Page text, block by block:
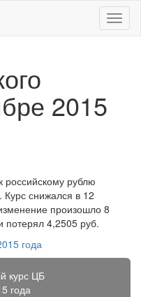
Меню
2015
российскому рублю
снижался в 12
произошло 8
потерял 4,2505 руб.
года
курс ЦБ
года